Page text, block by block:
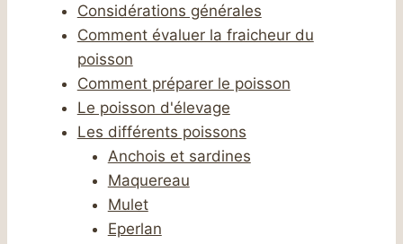
Considérations générales
Comment évaluer la fraicheur du
poisson
Comment préparer le poisson
Le poisson d'élevage
Les différents poissons
Anchois et sardines
Maquereau
Mulet
Eperlan